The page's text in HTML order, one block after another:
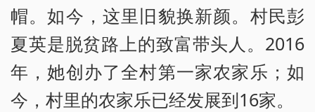
帽。如今，这里旧貌换新颜。村民彭
夏英是脱贫路上的致富带头人。2016
年，她创办了全村第一家农家乐；如
今，村里的农家乐已经发展到16家。